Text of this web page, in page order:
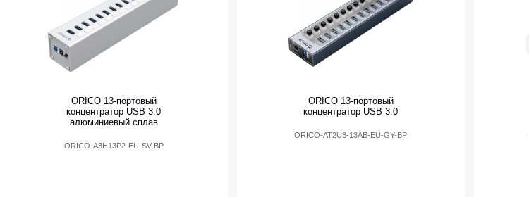
ORICO 13-портовый
концентратор USB 3.0
алюминиевый сплав
ORICO-A3H13P2-EU-SV-BP
ORICO 13-портовый
концентратор USB 3.0
ORICO-AT2U3-13AB-EU-GY-BP